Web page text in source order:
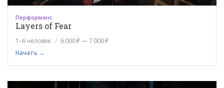
Перформанс
Layers of Fear
1–6 человек
6 000 ₽ — 7 000 ₽
Начать →